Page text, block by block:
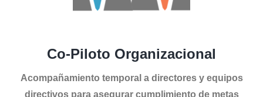
Co-Piloto Organizacional
Acompañamiento temporal a directores y equipos
directivos para asegurar cumplimiento de metas